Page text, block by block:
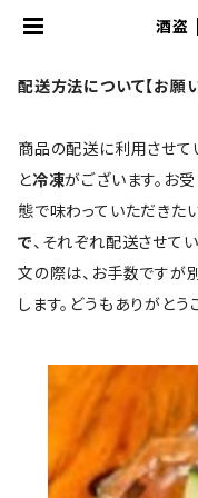
酒盗
配送方法について【お願い
商品の配送に利用させて
と冷凍がございます。お
態で味わっていただきたい
で、それぞれ配送させて
文の際は、お手数ですが
します。どうもありがとう